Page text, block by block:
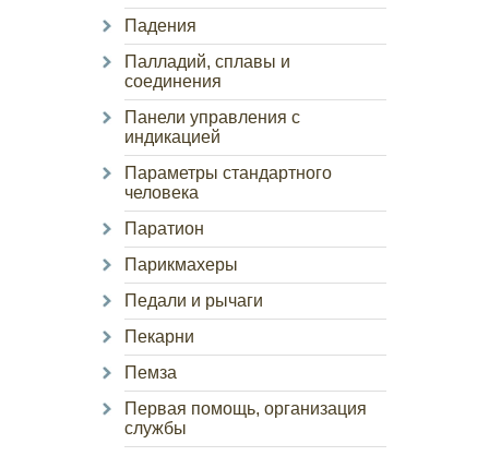
Падения
Палладий, сплавы и
соединения
Панели управления с
индикацией
Параметры стандартного
человека
Паратион
Парикмахеры
Педали и рычаги
Пекарни
Пемза
Первая помощь, организация
службы